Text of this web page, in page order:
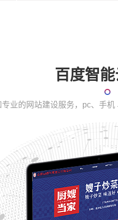
百度智
业的网站建设服务，pc、手